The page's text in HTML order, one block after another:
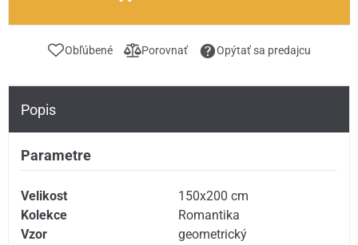
Obľúbené Porovnať Opýtať sa predajcu
Popis
Parametre
Velikost
150x200 cm
Kolekce
Romantika
Vzor
geometrický